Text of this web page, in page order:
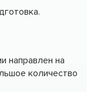
направлен на
количество